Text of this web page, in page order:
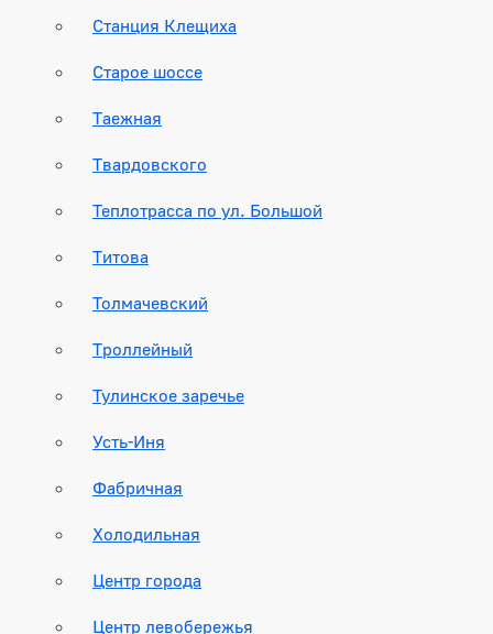
Станция Клещиха
Старое шоссе
Таежная
Твардовского
Теплотрасса по ул. Большой
Титова
Толмачевский
Троллейный
Тулинское заречье
Усть-Иня
Фабричная
Холодильная
Центр города
Центр левобережья